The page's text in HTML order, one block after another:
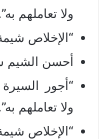
ولا تعاملهم
“الإخلاص
أحسن الشيم
“أجور
ولا تعاملهم
“الإخلاص